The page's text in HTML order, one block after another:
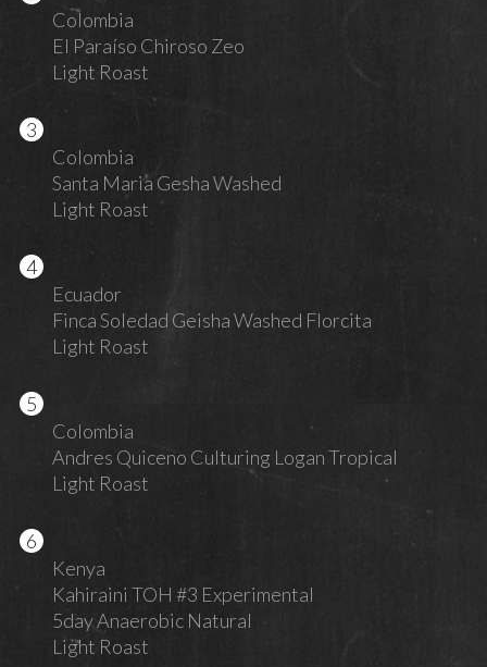
Colombia
El Paraíso Chiroso Zeo
Light Roast
Colombia
Santa Maria Gesha Washed
Light Roast
Ecuador
Finca Soledad Geisha Washed Florcita
Light Roast
Colombia
Andres Quiceno Culturing Logan Tropical
Light Roast
Kenya
Kahiraini TOH #3 Experimental
5day Anaerobic Natural
Light Roast